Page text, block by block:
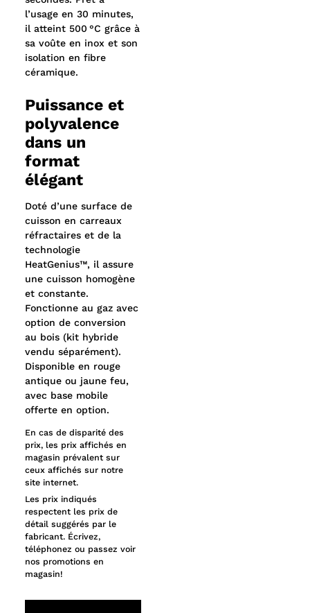
l’usage en 30 minutes,
il atteint 500 °C grâce à
sa voûte en inox et son
isolation en fibre
céramique.
Puissance et
polyvalence
dans un
format
élégant
Doté d’une surface de
cuisson en carreaux
réfractaires et de la
technologie
HeatGenius™, il assure
une cuisson homogène
et constante.
Fonctionne au gaz avec
option de conversion
au bois (kit hybride
vendu séparément).
Disponible en rouge
antique ou jaune feu,
avec base mobile
offerte en option.
En cas de disparité des
prix, les prix affichés en
magasin prévalent sur
ceux affichés sur notre
site internet.
Les prix indiqués
respectent les prix de
détail suggérés par le
fabricant. Écrivez,
téléphonez ou passez voir
nos promotions en
magasin!
Kit hybride (ACKIT-HYB-2P3P) : 389 $